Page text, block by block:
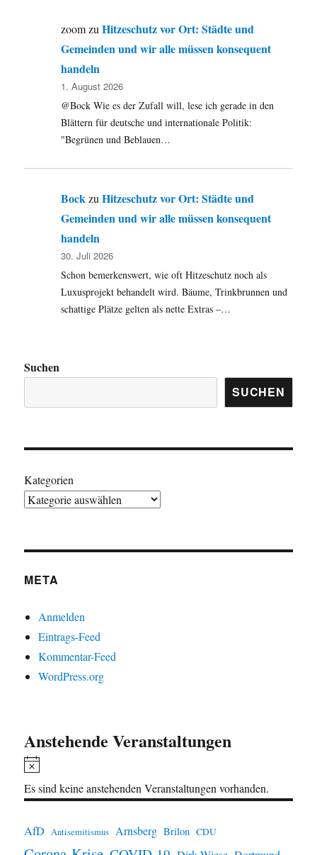
zoomzuHitzeschutz vor Ort: Städte und
Gemeinden und wir alle müssen konsequent
handeln
1. August 2026
@Bock Wie es der Zufall will, lese ich gerade in den
Blättern für deutsche und internationale Politik:
"Begrünen und Beblauen…
Bock zuHitzeschutz vor Ort: Städte und
Gemeinden und wir alle müssen konsequent
handeln
30. Juli 2026
Schon bemerkenswert, wie oft Hitzeschutz noch als
Luxusprojekt behandelt wird. Bäume, Trinkbrunnen und
schattige Plätze gelten als nette Extras –…
Suchen
SUCHEN
Kategorien
META
Anmelden
Eintrags-Feed
Kommentar-Feed
WordPress.org
Anstehende Veranstaltungen
i
n
w
Es sind keine anstehenden Veranstaltungen vorhanden.
AfD Antisemitismus Arnsberg Brilon CDU